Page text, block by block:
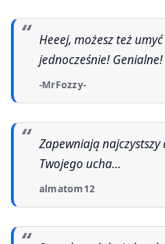
Heeej, możesz też umyć obie strony naczyń
jednocześnie! Genialne!
-MrFozzy-
Zapewniają najczystszy dźwięk wprost do
Twojego ucha…
almatom12